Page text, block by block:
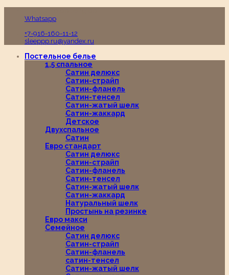
Whatsapp
+7-916-160-11-12
sleeppp.ru@yandex.ru
Постельное белье
1,5 спальное
Сатин делюкс
Сатин-страйп
Сатин-фланель
Сатин-тенсел
Сатин-жатый шелк
Сатин-жаккард
Детское
Двухспальное
Сатин
Евро стандарт
Сатин делюкс
Сатин-страйп
Сатин-фланель
Сатин-тенсел
Сатин-жатый шелк
Сатин-жаккард
Натуральный шелк
Простынь на резинке
Евро макси
Семейное
Сатин делюкс
Сатин-страйп
Сатин-фланель
сатин-тенсел
Сатин-жатый шелк